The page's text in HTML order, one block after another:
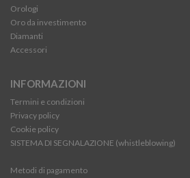
Orologi
Oro da investimento
Diamanti
Accessori
INFORMAZIONI
Termini e condizioni
Privacy policy
Cookie policy
SISTEMA DI SEGNALAZIONE (whistleblowing)
Metodi di pagamento